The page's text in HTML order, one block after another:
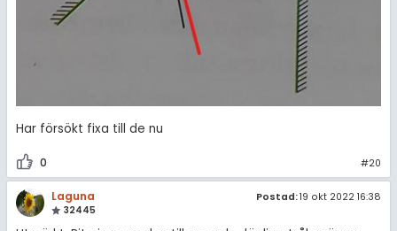
Har försökt fixa till de nu
0 #20
Laguna
32445
Postad:19 okt 2022 16:38